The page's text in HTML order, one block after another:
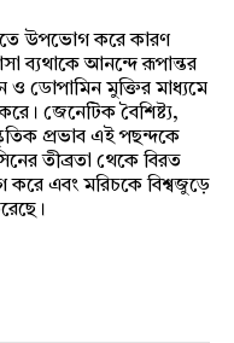
উপভোগ করে কারণ
ব্যথাকে আনন্দে রূপান্তর
ও ডোপামিন মুক্তির মাধ্যমে
জেনেটিক বৈশিষ্ট্য,
প্রভাব এই পছন্দকে
তীব্রতা থেকে বিরত
এবং মরিচকে বিশ্বজুড়ে